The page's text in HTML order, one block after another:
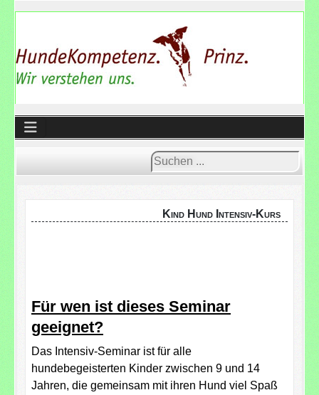
Suchen
...
Kind Hund Intensiv-Kurs
Für wen ist dieses Seminar
geeignet?
Das Intensiv-Seminar ist für alle
hundebegeisterten Kinder zwischen 9 und 14
Jahren, die gemeinsam mit ihren Hund viel Spaß